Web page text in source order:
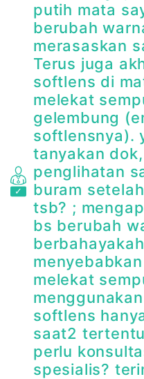
putih mata
berubah
merasaskan
Terus juga
softlens di
melekat
gelembung
softlensnya).
tanyakan
penglihatan
buram
tsb? ;
bs berubah
melekat
softlens
saat2
perlu
spesialis?